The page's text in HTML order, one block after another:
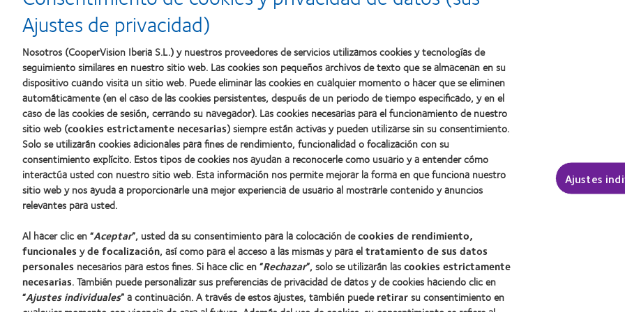
producto
con
MyDay™
empresa
para
el
desarrollo
del
liderazgo
mejor Manufacturing
100)
(2012)
Nuestros productos
Encuentre su lente
Tecnología para lentes de contacto
Lentes de contacto y visión
Nuevo usuario
Usuario experimentado
Blog
Sobre nosotros
Carreras
Noticias
Contacto
Legal
Aviso Legal
Aviso de cookies
Buscar un centro
Ajustes de privacidad)
Nosotros (CooperVision Iberia S.L.) y nuestros proveedores de servicios utilizamos cookies y tecnologías de
seguimiento similares en nuestro sitio web. Las cookies son pequeños archivos de texto que se almacenan en su
dispositivo cuando visita un sitio web. Puede eliminar las cookies en cualquier momento o hacer que se eliminen
automáticamente (en el caso de las cookies persistentes, después de un periodo de tiempo especificado, y en el
caso de las cookies de sesión, cerrando su navegador). Las cookies necesarias para el funcionamiento de nuestro
sitio web (cookies estrictamente necesarias) siempre están activas y pueden utilizarse sin su consentimiento.
Solo se utilizarán cookies adicionales para fines de rendimiento, funcionalidad o focalización con su
consentimiento explícito. Estos tipos de cookies nos ayudan a reconocerle como usuario y a entender cómo
interactúa usted con nuestro sitio web. Esta información nos permite mejorar la forma en que funciona nuestro
sitio web y nos ayuda a proporcionarle una mejor experiencia de usuario al mostrarle contenido y anuncios
relevantes para usted.
Al hacer clic en “Aceptar”, usted da su consentimiento para la colocación decookies de rendimiento,
funcionalesyde focalización, así como para el acceso a las mismas y para eltratamiento de sus datos
personales necesarios para estos fines. Si hace clic en “Rechazar”, solo se utilizarán lascookies estrictamente
necesarias. También puede personalizar sus preferencias de privacidad de datos y de cookies haciendo clic en
“Ajustes individuales” a continuación. A través de estos ajustes, también puederetirarsu consentimiento en
Ajustes